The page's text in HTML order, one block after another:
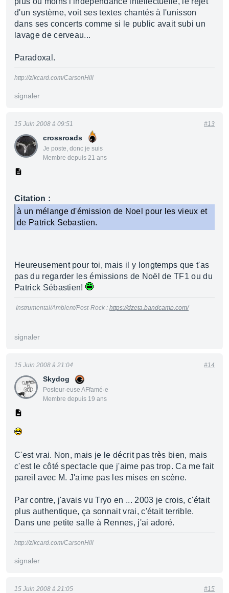
d'un système, voit ses textes chantés à l'unisson
dans ses concerts comme si le public avait subi un
lavage de cerveau...
Paradoxal.
http://zikcard.com/CarsonHill
signaler
crossroads
Je poste, donc je suis
Membre depuis 21 ans
15 Juin 2008 à 09:51 #13
Citation :
à un mélange d'émission de Noel pour les vieux et
de Patrick Sebastien.
Heureusement pour toi, mais il y longtemps que t'as
pas du regarder les émissions de Noël de TF1 ou du
Patrick Sébastien!
Instrumental/Ambient/Post-Rock : https://dzeta.bandcamp.com/
signaler
Skydog
Posteur·euse AFfamé·e
Membre depuis 19 ans
15 Juin 2008 à 21:04 #14
C'est vrai. Non, mais je le décrit pas très bien, mais
c'est le côté spectacle que j'aime pas trop. Ca me fait
pareil avec M. J'aime pas les mises en scène.
Par contre, j'avais vu Tryo en ... 2003 je crois, c'était
plus authentique, ça sonnait vrai, c'était terrible.
Dans une petite salle à Rennes, j'ai adoré.
http://zikcard.com/CarsonHill
signaler
15 Juin 2008 à 21:05 #15